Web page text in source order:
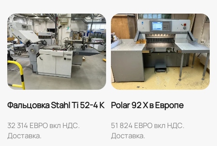
Фальцовка Stahl Ti 52-4 K
32 314 ЕВРО вкл НДС.
Доставка.
Polar 92 X в Европе
51 824 ЕВРО вкл НДС.
Доставка.